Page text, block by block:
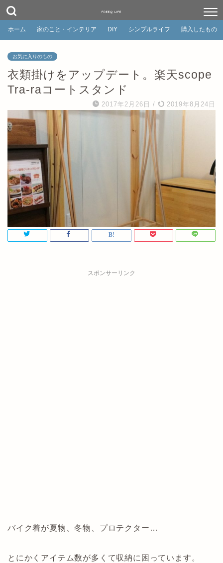
FREEQ LIFE
ホーム 家のこと・インテリア DIY シンプルライフ 購入したもの
お気に入りのもの
衣類掛けをアップデート。楽天scope
Tra-raコートスタンド
2017年2月26日 / 2019年8月24日
スポンサーリンク
バイク着が夏物、冬物、プロテクター…
とにかくアイテム数が多くて収納に困っています。